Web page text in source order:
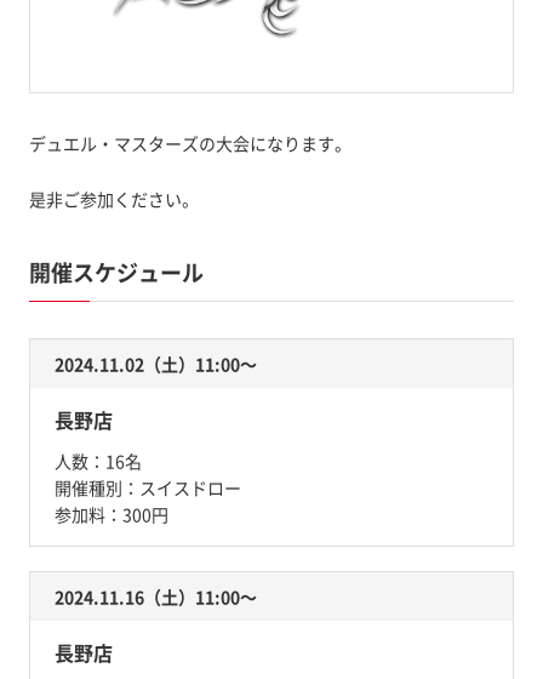
デュエル・マスターズの大会になります。
是非ご参加ください。
開催スケジュール
2024.11.02（土）11:00〜
長野店
人数： 16名
開催種別： スイスドロー
参加料： 300円
2024.11.16（土）11:00〜
長野店